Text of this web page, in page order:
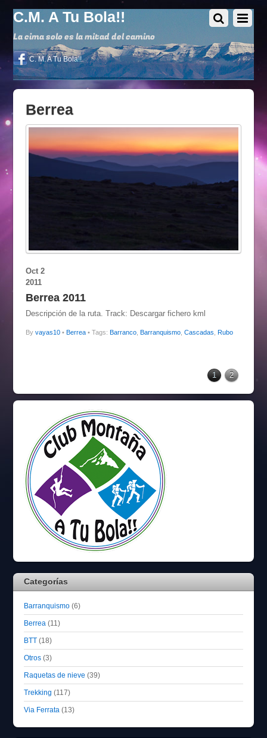
C.M. A Tu Bola!!
La cima solo es la mitad del camino
C. M. A Tu Bola!!
Berrea
Oct 2
2011
Berrea 2011
Descripción de la ruta. Track: Descargar fichero kml
By vayas10• Berrea • Tags: Barranco, Barranquismo, Cascadas Rubo
1 2
Categorías
Barranquismo (6)
Berrea (11)
BTT (18)
Otros (3)
Raquetas de nieve (39)
Trekking (117)
Via Ferrata (13)